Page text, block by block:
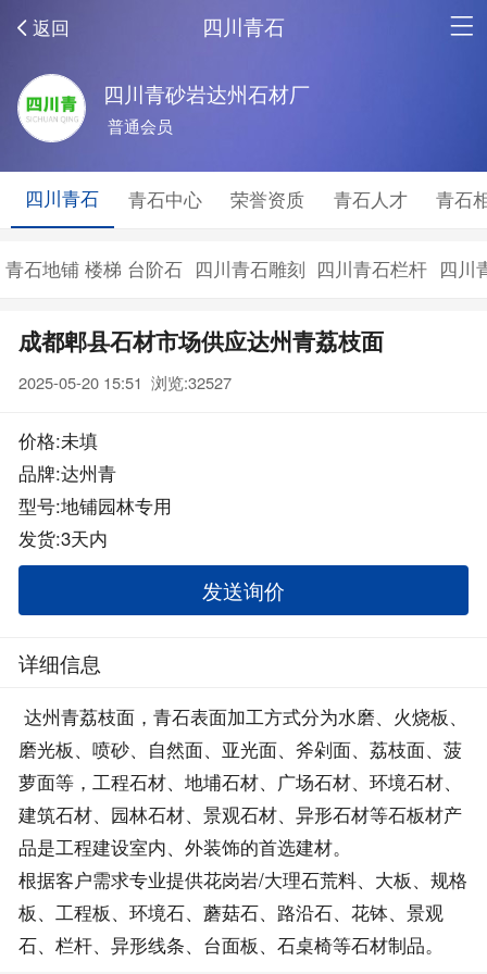
返回 四川青石
四川青砂岩达州石材厂
普通会员
四川青石 青石中心 荣誉资质 青石人才 青石
青石地铺 楼梯 台阶石 四川青石雕刻 四川青石栏杆 四川
成都郫县石材市场供应达州青荔枝面
2025-05-20 15:51 浏览:32527
价格:未填
品牌:达州青
型号:地铺园林专用
发货:3天内
发送询价
详细信息
达州青荔枝面，青石表面加工方式分为水磨、火烧板、
磨光板、喷砂、自然面、亚光面、斧剁面、荔枝面、菠
萝面等，工程石材、地埔石材、广场石材、环境石材、
建筑石材、园林石材、景观石材、异形石材等石板材产
品是工程建设室内、外装饰的首选建材。
根据客户需求专业提供花岗岩/大理石荒料、大板、规格
板、工程板、环境石、蘑菇石、路沿石、花钵、景观
石、栏杆、异形线条、台面板、石桌椅等石材制品。